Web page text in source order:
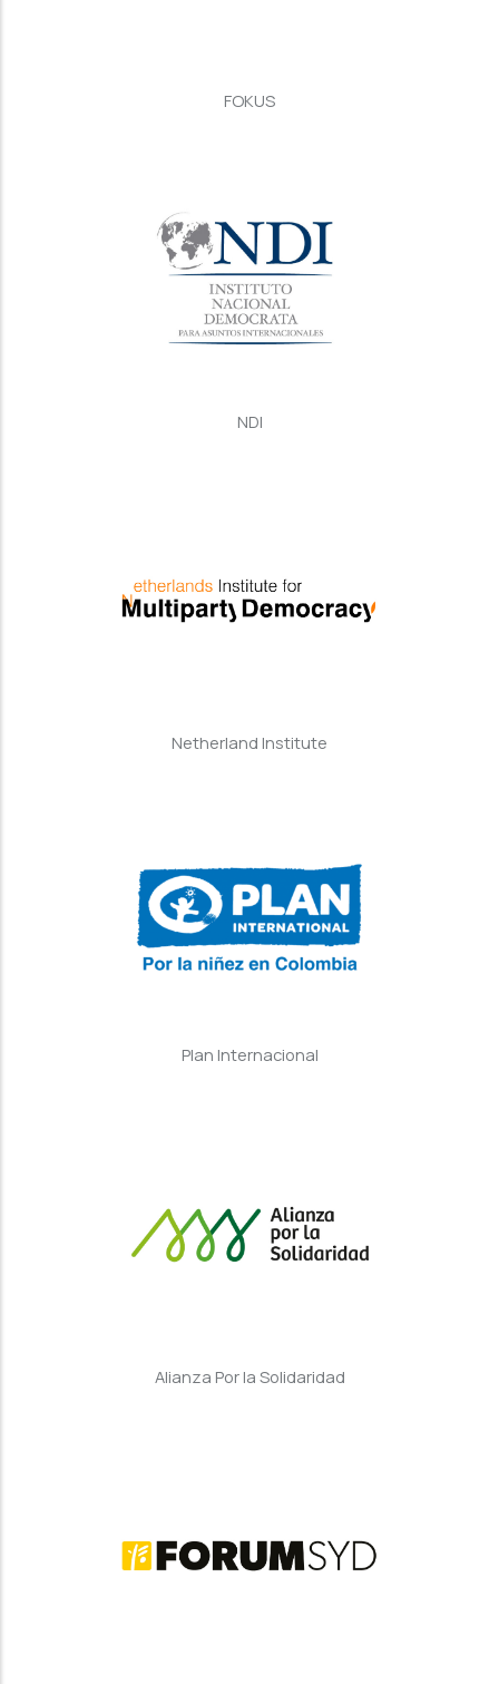
FOKUS
NDI
Netherland Institute
Plan Internacional
Alianza Por la Solidaridad